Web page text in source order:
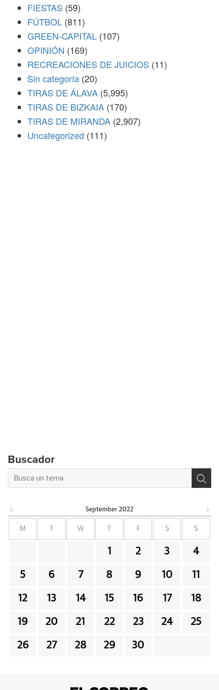
FIESTAS (59)
FÚTBOL (811)
GREEN-CAPITAL (107)
OPINIÓN (169)
RECREACIONES DE JUICIOS (11)
Sin categoría (20)
TIRAS DE ÁLAVA (5,995)
TIRAS DE BIZKAIA (170)
TIRAS DE MIRANDA (2,907)
Uncategorized (111)
Buscador
September 2022
M W F S S
1 2 3 4
5 6 7 8 9 10 11
12 13 14 15 16 17 18
19 20 21 22 23 24 25
26 27 28 29 30